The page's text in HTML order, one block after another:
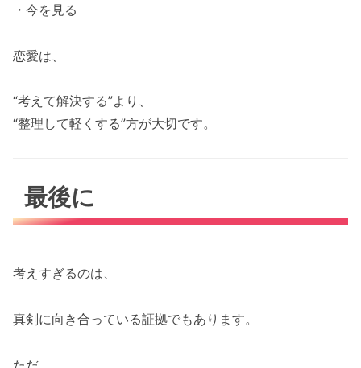
・今を見る
恋愛は、
“考えて解決する”より、
“整理して軽くする”方が大切です。
最後に
考えすぎるのは、
真剣に向き合っている証拠でもあります。
ただ、